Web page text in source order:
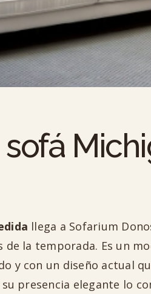
llega a Sofarium
la temporada. Es un
y con un diseño actual
presencia elegante lo